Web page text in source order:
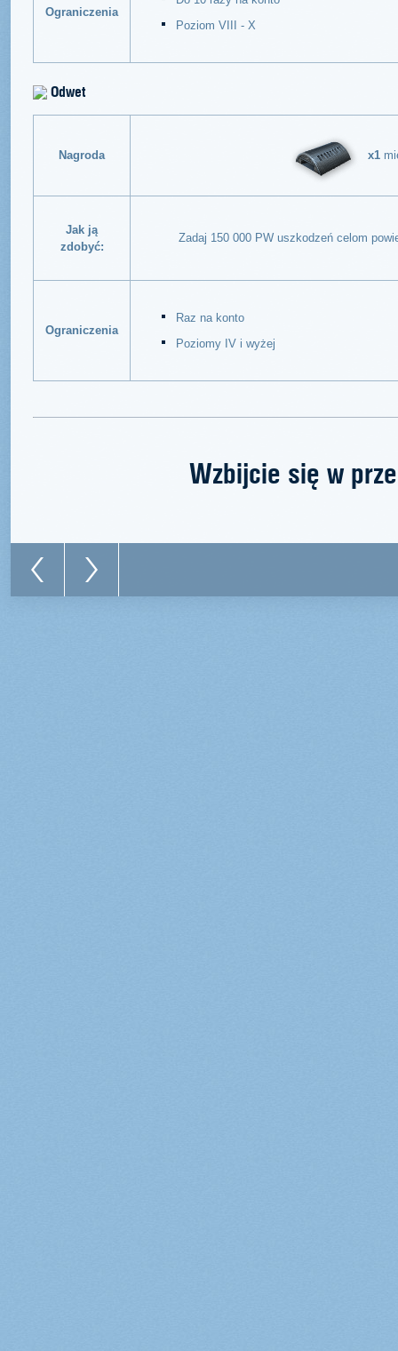
Ograniczenia
Poziom VIII - X
Odwet
Nagroda x1
Jak ją
zdobyć:
Zadaj 150 000 PW uszkodzeń celom
Ograniczenia
Raz na konto
Poziomy IV i wyżej
Wzbijcie się w